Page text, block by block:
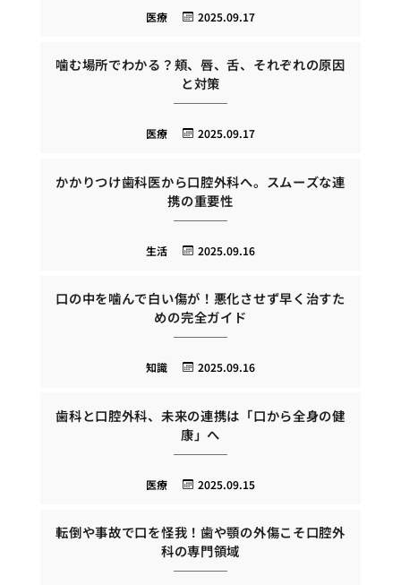
2025.09.17
医療
噛む場所でわかる？頬、唇、舌、それぞれの原因
と対策
2025.09.17
医療
かかりつけ歯科医から口腔外科へ。スムーズな連
携の重要性
2025.09.16
生活
口の中を噛んで白い傷が！悪化させず早く治すた
めの完全ガイド
2025.09.16
知識
歯科と口腔外科、未来の連携は「口から全身の健
康」へ
2025.09.15
医療
転倒や事故で口を怪我！歯や顎の外傷こそ口腔外
科の専門領域